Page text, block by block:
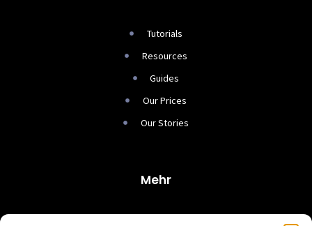
Tutorials
Resources
Guides
Our Prices
Our Stories
Mehr